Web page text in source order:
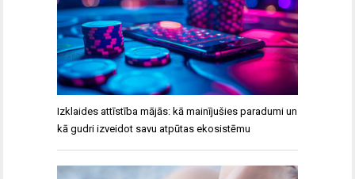
Izklaides attīstība mājās: kā mainījušies paradumi un
kā gudri izveidot savu atpūtas ekosistēmu